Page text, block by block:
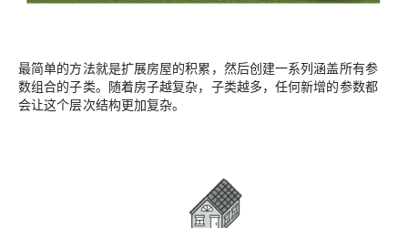
最简单的方法就是扩展房屋的积累，然后创建一系列涵盖所有参
数组合的子类。随着房子越复杂，子类越多，任何新增的参数都
会让这个层次结构更加复杂。